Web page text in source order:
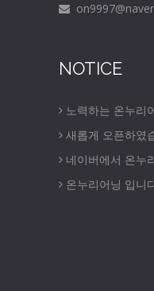
NOTICE
노력하는 온누리
새롭게 오픈하였
네이버에서 온누
온누리어닝 입니